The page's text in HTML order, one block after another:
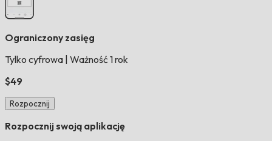
Ograniczony zasięg
Tylko cyfrowa Ważność 1 rok
$49
Rozpocznij
Rozpocznij swoją aplikację